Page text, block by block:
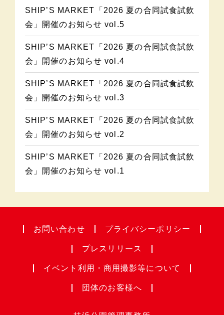
SHIP’S MARKET「2026 夏の合同試食試飲
会」開催のお知らせ vol.5
SHIP’S MARKET「2026 夏の合同試食試飲
会」開催のお知らせ vol.4
SHIP’S MARKET「2026 夏の合同試食試飲
会」開催のお知らせ vol.3
SHIP’S MARKET「2026 夏の合同試食試飲
会」開催のお知らせ vol.2
SHIP’S MARKET「2026 夏の合同試食試飲
会」開催のお知らせ vol.1
お問い合わせ プライバシーポリシー
プレスリリース
イベント利用・ 商用撮影等について
団体のお客様へ